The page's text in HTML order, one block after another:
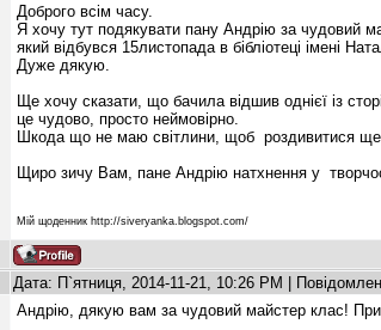
Доброго всім часу.
Я хочу тут подякувати пану Андрію за чудовий
який відбувся 15листопада в бібліотеці імені
Дуже дякую.
Ще хочу сказати, що бачила відшив однієї із
це чудово, просто неймовірно.
Шкода що не маю світлини, щоб роздивитися ще
Щиро зичу Вам, пане Андрію натхнення у
Мій щоденник http://siveryanka.blogspot.com/
Дата: П`ятниця, 2014-11-21, 10:26 PM |
Андрію, дякую вам за чудовий майстер клас!